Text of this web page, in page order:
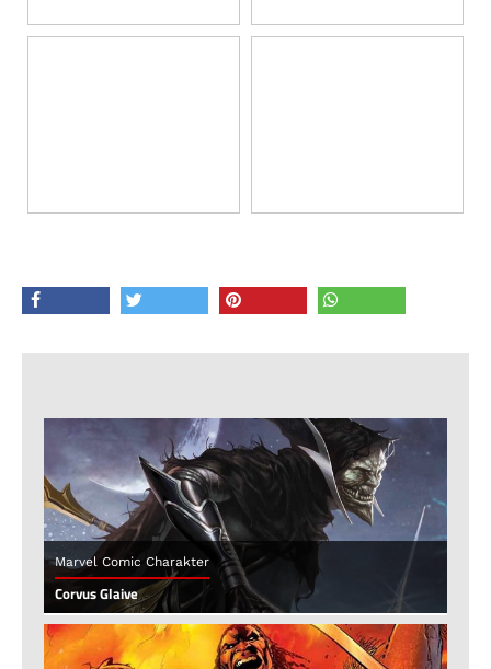
Marvel Comic Charakter
Corvus Glaive